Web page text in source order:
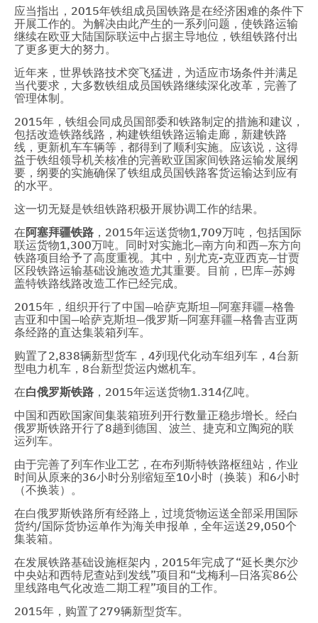
应当指出，2015年铁组成员国铁路是在经济困难的条件下
开展工作的。为解决由此产生的一系列问题，使铁路运输
继续在欧亚大陆国际联运中占据主导地位，铁组铁路付出
了更多更大的努力。
近年来，世界铁路技术突飞猛进，为适应市场条件并满足
当代要求，大多数铁组成员国铁路继续深化改革，完善了
管理体制。
2015年，铁组会同成员国部委和铁路制定的措施和建议，
包括改造铁路线路，构建铁组铁路运输走廊，新建铁路
线，更新机车车辆等，都得到了顺利实施。应该说，这得
益于铁组领导机关核准的完善欧亚国家间铁路运输发展纲
要，纲要的实施确保了铁组成员国铁路客货运输达到应有
的水平。
这一切无疑是铁组铁路积极开展协调工作的结果。
在阿塞拜疆铁路 ，2015年运送货物1,709万吨，包括国际
联运货物1,300万吨。同时对实施北—南方向和西—东方向
铁路项目给予了高度重视。其中，别尤克-克亚西克—甘贾
区段铁路运输基础设施改造尤其重要。目前，巴库—苏姆
盖特铁路线路改造工作已经完成。
2015年，组织开行了中国—哈萨克斯坦—阿塞拜疆—格鲁
吉亚和中国—哈萨克斯坦—俄罗斯—阿塞拜疆—格鲁吉亚两
条经路的直达集装箱列车。
购置了2,838辆新型货车，4列现代化动车组列车，4台新
型电力机车，8台新型货运内燃机车。
在白俄罗斯铁路 ，2015年运送货物1.314亿吨。
中国和西欧国家间集装箱班列开行数量正稳步增长。经白
俄罗斯铁路开行了8趟到德国、波兰、捷克和立陶宛的联
运列车。
由于完善了列车作业工艺，在布列斯特铁路枢纽站，作业
时间从原来的36小时分别缩短至10小时（换装）和6小时
（不换装）。
在白俄罗斯铁路所有经路上，过境货物运送全部采用国际
货约/国际货协运单作为海关申报单，全年运送29,050个
集装箱。
在发展铁路基础设施框架内，2015年完成了“延长奥尔沙
中央站和西特尼查站到发线”项目和“戈梅利—日洛宾86公
里线路电气化改造二期工程”项目的工作。
2015年，购置了279辆新型货车。